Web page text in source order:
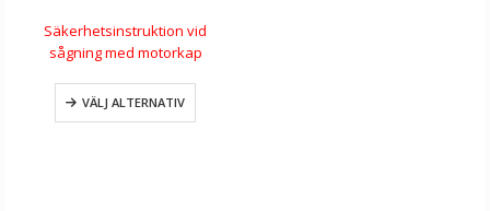
Säkerhetsinstruktion vid
sågning med motorkap
VÄLJ ALTERNATIV